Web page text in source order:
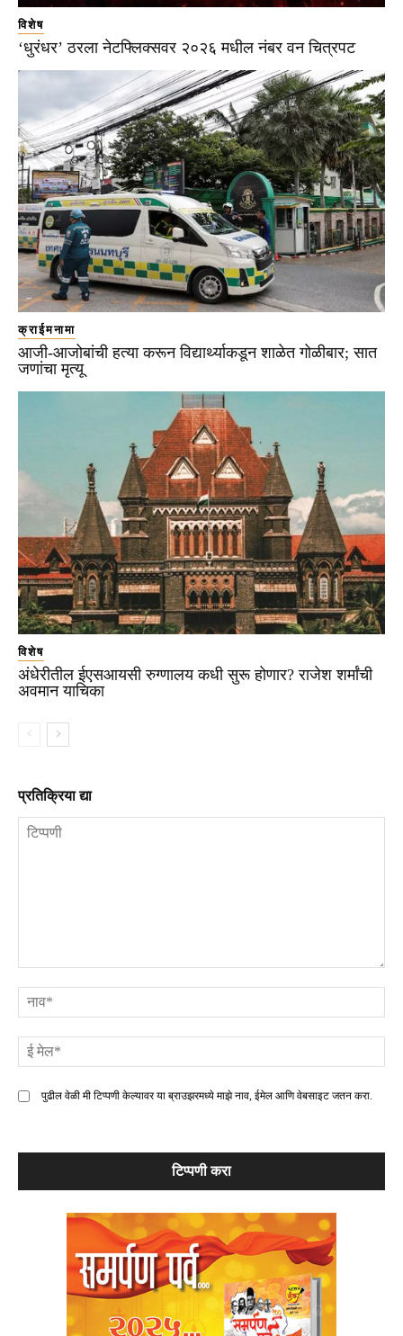
विशेष
‘धुरंधर’ ठरला नेटफ्लिक्सवर २०२६ मधील नंबर वन चित्रपट
क्राईमनामा
आजी-आजोबांची हत्या करून विद्यार्थ्याकडून शाळेत गोळीबार; सात
जणांचा मृत्यू
विशेष
अंधेरीतील ईएसआयसी रुग्णालय कधी सुरू होणार? राजेश शर्मांची
अवमान याचिका
प्रतिक्रिया द्या
पुढील वेळी मी टिप्पणी केल्यावर या ब्राउझरमध्ये माझे नाव, ईमेल आणि वेबसाइट जतन करा.